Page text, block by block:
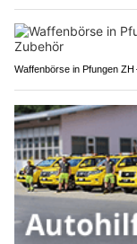
Waffenbörse in Pfungen